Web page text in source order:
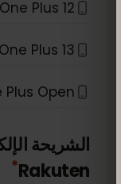
One Plus 12
One Plus 13
Plus Open
الشريحة
Rakuten
*